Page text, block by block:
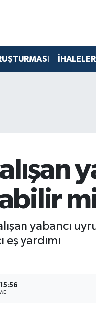
İHALELER
yabancı
eş yardımı